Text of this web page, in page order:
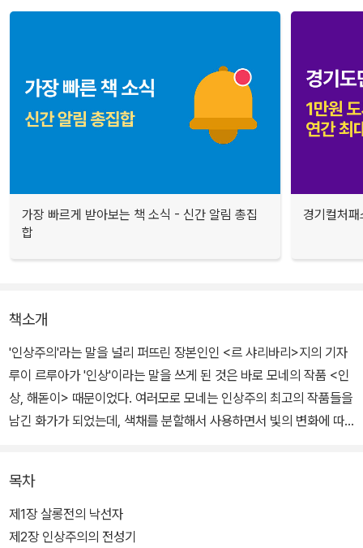
가장 빠르게 받아보는 책 소식 - 신간 알림 총집
합
경기컬처
책소개
'인상주의'라는 말을 널리 퍼뜨린 장본인인 <르 샤리바리>지의 기자
루이 르루아가 '인상'이라는 말을 쓰게 된 것은 바로 모네의 작품 <인
상, 해돋이> 때문이었다. 여러모로 모네는 인상주의 최고의 작품들을
남긴 화가가 되었는데, 색채를 분할해서 사용하면서 빛의 변화에 따
이 책은 외젠 부댕을 만나고 그림을 그리기 시작한 청소년기에서, 백
내장을 앓으면서 '수련' 연작을 작업한 말년에 이르기까지 모네의 생
목차
제1장 살롱전의 낙선자
제2장 인상주의의 전성기